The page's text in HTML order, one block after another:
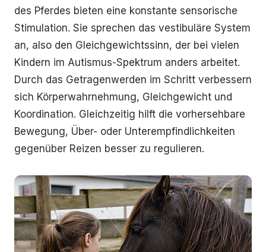
des Pferdes bieten eine konstante sensorische
Stimulation. Sie sprechen das vestibuläre System
an, also den Gleichgewichtssinn, der bei vielen
Kindern im Autismus-Spektrum anders arbeitet.
Durch das Getragenwerden im Schritt verbessern
sich Körperwahrnehmung, Gleichgewicht und
Koordination. Gleichzeitig hilft die vorhersehbare
Bewegung, Über- oder Unterempfindlichkeiten
gegenüber Reizen besser zu regulieren.